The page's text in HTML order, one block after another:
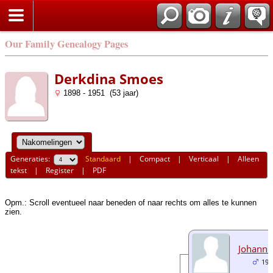
Our Family Genealogy Pages
Derkdina Smoes
1898 - 1951 (53 jaar)
Generaties: Standaard |Compact |Verticaal |Alleen
tekst | Register | PDF
Opm.: Scroll eventueel naar beneden of naar rechts om alles te kunnen
zien.